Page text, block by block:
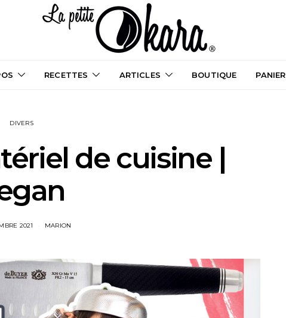
RECETTES ARTICLES BOUTIQUE PANIER
DIVERS
de cuisine |
2021 MARION